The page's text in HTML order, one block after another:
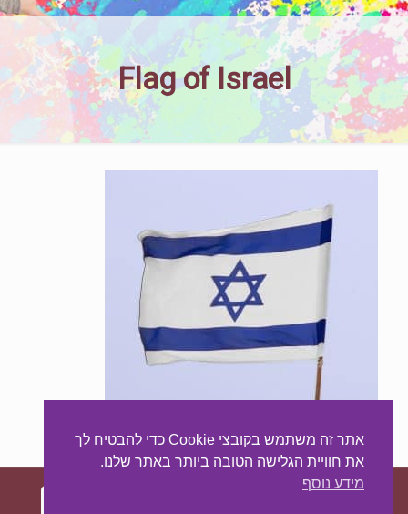
Flag of Israel
אתר זה משתמש בקובצי Cookie כדי להבטיח לך
את חוויית הגלישה הטובה ביותר באתר שלנו.
מידע נוסף